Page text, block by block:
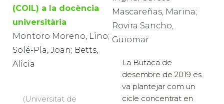
(COIL) a la docència
universitària
Montoro Moreno, Lino;
Solé-Pla, Joan; Betts,
Alicia
(Universitat de
Mascareñas, Marina;
Rovira Sancho,
Guiomar
La Butaca de
desembre de 2019 es
va plantejar com un
cicle concentrat en